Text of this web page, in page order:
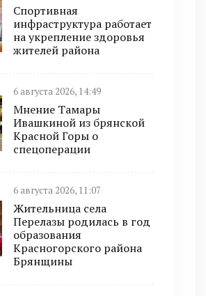
Спортивная
инфраструктура работает
на укрепление здоровья
жителей района
6 августа 2026, 14:49
Мнение Тамары
Ивашкиной из брянской
Красной Горы о
спецоперации
6 августа 2026, 11:07
Жительница села
Перелазы родилась в год
образования
Красногорского района
Брянщины